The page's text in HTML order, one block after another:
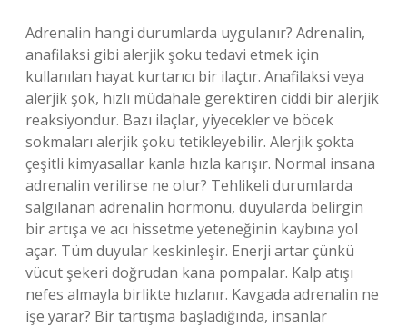
Adrenalin hangi durumlarda uygulanır? Adrenalin,
anafilaksi gibi alerjik şoku tedavi etmek için
kullanılan hayat kurtarıcı bir ilaçtır. Anafilaksi veya
alerjik şok, hızlı müdahale gerektiren ciddi bir alerjik
reaksiyondur. Bazı ilaçlar, yiyecekler ve böcek
sokmaları alerjik şoku tetikleyebilir. Alerjik şokta
çeşitli kimyasallar kanla hızla karışır. Normal insana
adrenalin verilirse ne olur? Tehlikeli durumlarda
salgılanan adrenalin hormonu, duyularda belirgin
bir artışa ve acı hissetme yeteneğinin kaybına yol
açar. Tüm duyular keskinleşir. Enerji artar çünkü
vücut şekeri doğrudan kana pompalar. Kalp atışı
nefes almayla birlikte hızlanır. Kavgada adrenalin ne
işe yarar? Bir tartışma başladığında, insanlar